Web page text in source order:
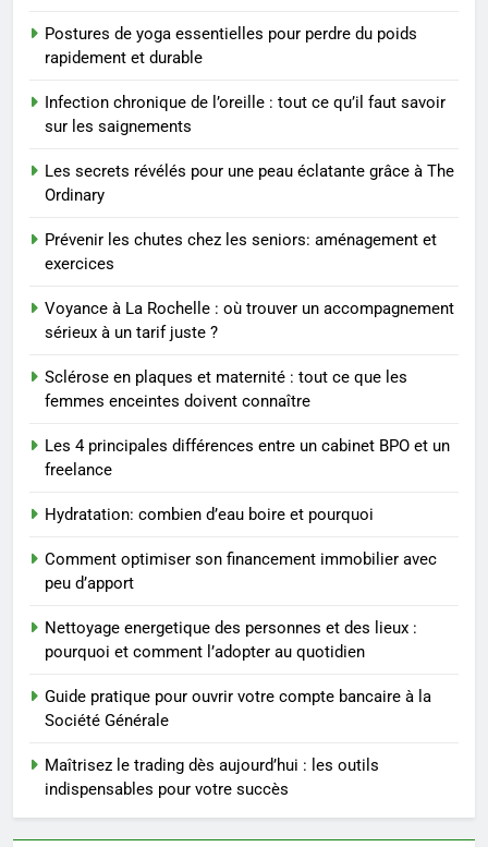
8
Voyance à La Rochelle : où
trouver un accompagnement
sérieux à un tarif juste ?
BIEN ÊTRE
1
reviennent chaque année
2
entreprise solide
ENTREPRISE
3
substituts de repas : guide et
conseils pratiques
BIEN ÊTRE
Postures de yoga essentielles
rapidement et durable
BIEN ÊTRE
5
Infection chronique de l’oreille :
tout ce qu’il faut savoir sur les
saignements
Postures de yoga essentielles pour perdre du poids
rapidement et durable
Infection chronique de l’oreille : tout ce qu’il faut savoir
sur les saignements
Les secrets révélés pour une peau éclatante grâce à The
Ordinary
Prévenir les chutes chez les seniors: aménagement et
exercices
Voyance à La Rochelle : où trouver un accompagnement
sérieux à un tarif juste ?
Sclérose en plaques et maternité : tout ce que les
femmes enceintes doivent connaître
Les 4 principales différences entre un cabinet BPO et un
freelance
Hydratation: combien d’eau boire et pourquoi
Comment optimiser son financement immobilier avec
peu d’apport
Nettoyage energetique des personnes et des lieux :
pourquoi et comment l’adopter au quotidien
Guide pratique pour ouvrir votre compte bancaire à la
Société Générale
Maîtrisez le trading dès aujourd’hui : les outils
indispensables pour votre succès